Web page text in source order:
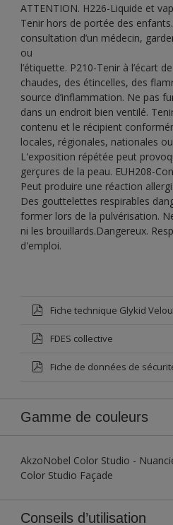
ATTENTION. H226-Liquide et
Tenir hors de portée des
consultation d’un médecin,
ou
l’étiquette. P210-Tenir à l’écart
chaudes, des étincelles, des
source d’inflammation. Ne pas
dans un endroit bien ventilé.
contenu et le récipient
locales, régionales, nationales
L'exposition répétée peut
gerçures de la peau. EUH208-
Peut produire une réaction
Des gouttelettes respirables
former lors de la pulvérisation.
ni les brouillards.Dangereux.
d'emploi.
Fiche technique Glykid
FDES collective
Gamme de couleurs
AkzoNobel Color Studio -
Color Studio Façade
Conseils d’utilisation